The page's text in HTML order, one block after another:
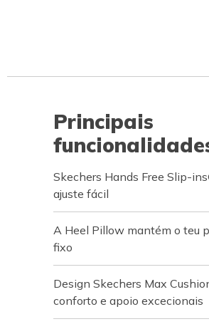
Principais
Skechers Hands Free Slip-
ajuste fácil
A Heel Pillow mantém o teu
fixo
Design Skechers Max
conforto e apoio excecionais